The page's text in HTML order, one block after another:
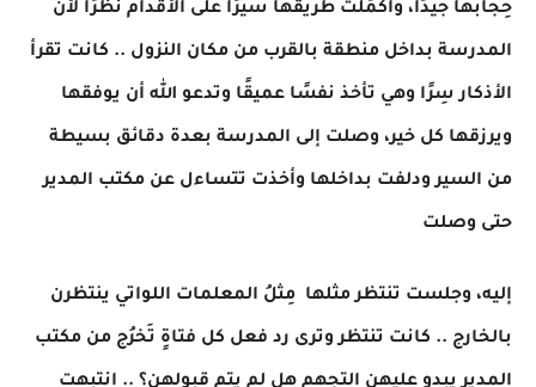
حِجابها جيدًا، وأكمَلَت طريقها سيرًا على الأقدام نظرًا لأن
المدرسة بداخل منطقة بالقرب من مكان النزول .. كانت تقرأ
الأذكار سِرًا وهي تأخذ نفسًا عميقًا وتدعو الله أن يوفقها
ويرزقها كل خير، وصلت إلى المدرسة بعدة دقائق بسيطة
من السير ودلفت بداخلها وأخذت تتساءل عن مكتب المدير
حتى وصلت
إليه، وجلست تنتظر مثلها مِثلُ المعلمات اللواتي ينتظرن
بالخارج .. كانت تنتظر وترى رد فعل كل فتاةٍ تَخرُج من مكتب
المدير يبدو عليهن التجهم هل لم يتم قبولهن؟ .. انتبهت